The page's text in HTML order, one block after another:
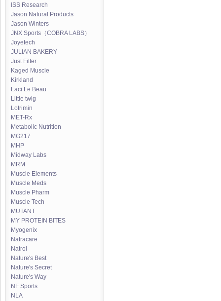
ISS Research
Jason Natural Products
Jason Winters
JNX Sports（COBRA LABS）
Joyetech
JULIAN BAKERY
Just Fitter
Kaged Muscle
Kirkland
Laci Le Beau
Little twig
Lotrimin
MET-Rx
Metabolic Nutrition
MG217
MHP
Midway Labs
MRM
Muscle Elements
Muscle Meds
Muscle Pharm
Muscle Tech
MUTANT
MY PROTEIN BITES
Myogenix
Natracare
Natrol
Nature's Best
Nature's Secret
Nature's Way
NF Sports
NLA